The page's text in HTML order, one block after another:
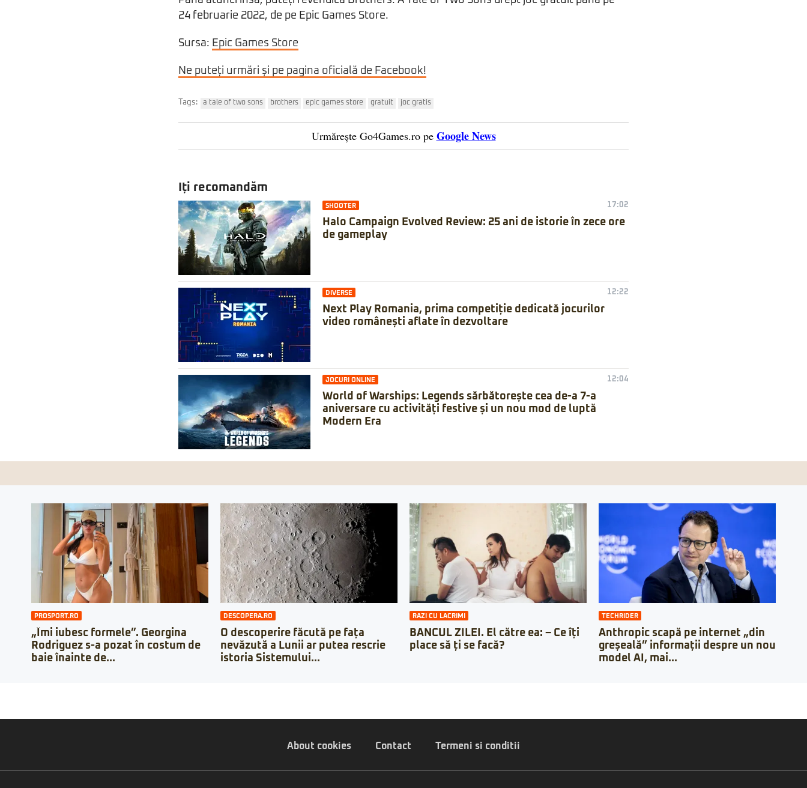
24 februarie 2022, de pe Epic Games Store.
Sursa: Epic Games Store
Ne puteți urmări și pe pagina oficială de Facebook!
Tags: a tale of two sons brothers epic games store gratuit joc gratis
Urmărește Go4Games.ro pe Google News
Iți recomandăm
SHOOTER 17:02
Halo Campaign Evolved Review: 25 ani de istorie în zece ore
de gameplay
DIVERSE 12:22
Next Play Romania, prima competiție dedicată jocurilor
video românești aflate în dezvoltare
JOCURI ONLINE 12:04
World of Warships: Legends sărbătorește cea de-a 7-a
aniversare cu activități festive și un nou mod de luptă
Modern Era
PROSPORT.RO
„Îmi iubesc formele”. Georgina
Rodriguez s-a pozat în costum de
baie înainte de...
DESCOPERA.RO
O descoperire făcută pe fața
nevăzută a Lunii ar putea rescrie
istoria Sistemului...
RAZI CU LACRIMI
BANCUL ZILEI. El către ea: – Ce îți
place să ți se facă?
TECHRIDER
Anthropic scapă pe internet „din
greșeală” informații despre un nou
model AI, mai...
About cookies Contact Termeni si conditii